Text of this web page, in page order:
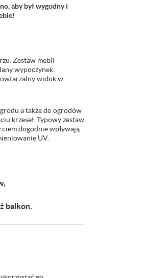
aby był wygodny i
Zestaw mebli
wypoczynek.
widok w
a także do ogrodów
krzeseł. Typowy zestaw
dogodnie wpływają
UV.
balkon.